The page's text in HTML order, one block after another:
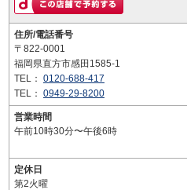
住所/電話番号
〒822-0001
福岡県直方市感田1585-1
TEL： 0120-688-417
TEL： 0949-29-8200
営業時間
午前10時30分〜午後6時
定休日
第2火曜